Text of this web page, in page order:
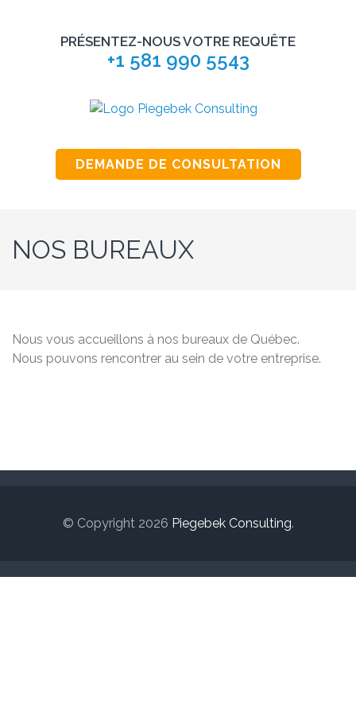
PRÉSENTEZ-NOUS VOTRE REQUÊTE
+1 581 990 5543
DEMANDE DE CONSULTATION
NOS BUREAUX
Nous vous accueillons à nos bureaux de Québec.
Nous pouvons rencontrer au sein de votre entreprise.
© Copyright 2026 Piegebek Consulting.